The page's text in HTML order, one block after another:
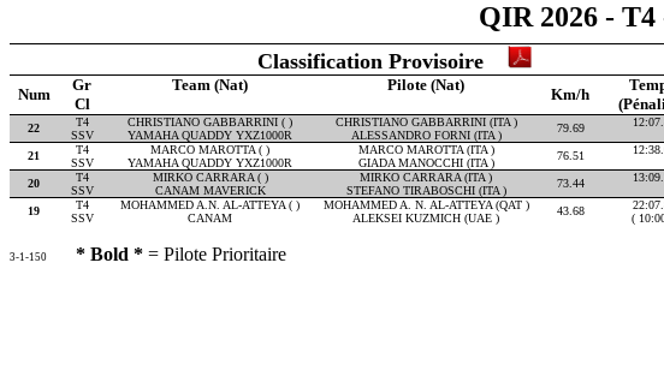
QIR 2026 - T4
Classification Provisoire
Num
Gr Team (Nat) Pilote (Nat)
Km/h
Cl
22 T4 CHRISTIANO GABBARRINI ( ) CHRISTIANO GABBARRINI (ITA ) 79.69
SSV
YAMAHA QUADDY YXZ1000R ALESSANDRO FORNI (ITA )
21
T4 MARCO MAROTTA ( ) MARCO MAROTTA (ITA ) 76.51
SSV
YAMAHA QUADDY YXZ1000R GIADA MANOCCHI (ITA )
20
T4 MIRKO CARRARA ( ) MIRKO CARRARA (ITA ) 73.44
SSV
CANAM MAVERICK STEFANO TIRABOSCHI (ITA )
19
T4 MOHAMMED A.N. AL-ATTEYA ( ) MOHAMMED A. N. AL-ATTEYA (QAT ) 43.68
SSV
CANAM ALEKSEI KUZMICH (UAE ) (
3-1-150 * Bold * = Pilote Prioritaire